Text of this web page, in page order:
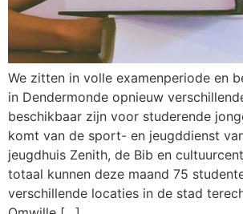
We zitten in volle examenperiode en
in Dendermonde opnieuw
beschikbaar zijn voor studerende
komt van de sport- en jeugddienst
jeugdhuis Zenith, de Bib en
totaal kunnen deze maand 75
verschillende locaties in de stad